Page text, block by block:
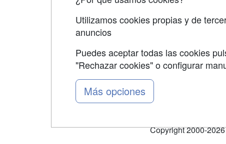
Grupo formazion:
Copyright 2000-
Utilizamos cookies propias y de
anuncios
Puedes aceptar todas las cookies
"Rechazar cookies" o configurar
Más opciones